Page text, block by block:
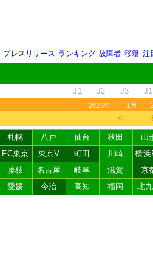
プレスリリース ランキング 故障者 移籍 注
J1 J2 J3
2026年 1月
＜
札幌 八戸 仙台 秋田 山
FC東京
東京V 町田 川崎 横浜
藤枝
名古屋 岐阜 滋賀 京
愛媛
今治 高知 福岡 北